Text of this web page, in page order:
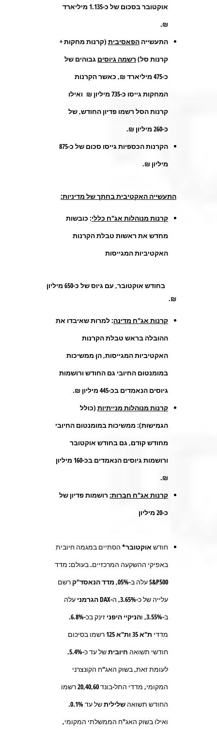
אוקטובר בסכום של כ-1.135 מיליארד
₪.
התעשייה הפאסיבית (קרנות מחקות +
קרנות סל) רשמה גיוסים גבוהים של
כ-475 מיליארד ₪, כאשר הקרנות
המחקות גייסו כ-735 מיליון ₪ ואילו
קרנות הסל רשמו פדיון החודש, של
כ-260 מיליון ₪.
הקרנות הכספיות גייסו סכום של כ-875
מיליון ₪.
התעשייה האקטיבית בחתך של מדיניות:
קרנות מנוהלות אג"ח כללי: כובשות
מחדש את ראשות טבלת הקרנות
האקטיביות המגייסות
בחודש אוקטובר, עם גיוס של כ-650 מיליון
₪.
קרנות אג"ח מדינה: למרות שאיבדו את
ההובלה בראש טבלת הקרנות
האקטיביות המגייסות, הן ממשיכות
במומנטום החיובי גם החודש ורושמות
גיוסים הנאמדים בכ-445 מיליון ₪.
קרנות מנוהלות מנייתיות (כולל
הגמישות): ממשיכות במומנטום החיובי
מחודש קודם, גם בחודש אוקטובר
ורושמות גיוסים הנאמדים בכ-160 מיליון
₪.
קרנות אג"ח חברות: רושמות פדיון של
כ-20 מיליון
חודש אוקטובר* הסתיים במגמה חיובית
באפיקי ההשקעה המרכזיים. בעולם: מדד
S&P500עלה ב-05%
, מדד הנאסד"קרשם
עלייה של כ-3.65%, ה-DAXהגרמני עלה
ב-3.55%, והניקיי היפני זינק בכ-6.8%
.
מדדי ת"א 35 ות"א 125
רשמו בסיכום
חודשי תשואה חיוביתשל עד כ-5.4%.
לעומת זאת, בשוק האג"ח הקונצרני
המקומי, מדדי התל-בונד20,40,60רשמו
החודש תשואה שליליתשל עד0.1%.
ואילו בשוק האג"ח הממשלתי המקומי,